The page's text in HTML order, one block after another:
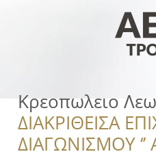
Κρεοπωλειο
ΔΙΑΚΡΙΘΕΙΣΑ
ΔΙΑΓΩΝΙΣΜΟΥ ‘’